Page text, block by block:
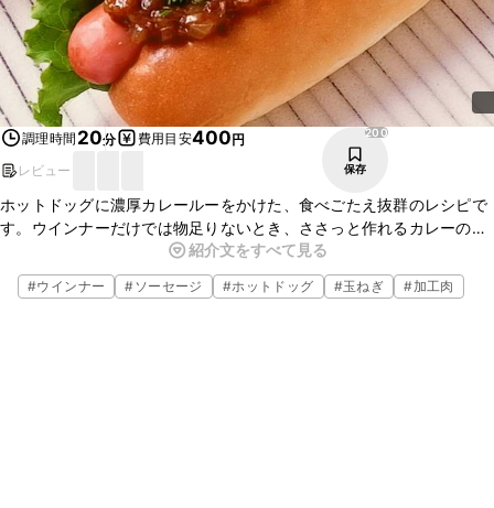
調理時間 20分 費用目安400円
レビュー
200
保存
ホットドッグに濃厚カレールーをかけた、食べごたえ抜群のレシピで
す。ウインナーだけでは物足りないとき、ささっと作れるカレーの
ルーだけを用意すれば、お腹も大満足のホットドッグになりますよ。
スパイシーな香りが食欲を刺激する一品です。
紹介文をすべて見る
#ウインナー #ソーセージ #ホットドッグ #玉ねぎ #加工肉